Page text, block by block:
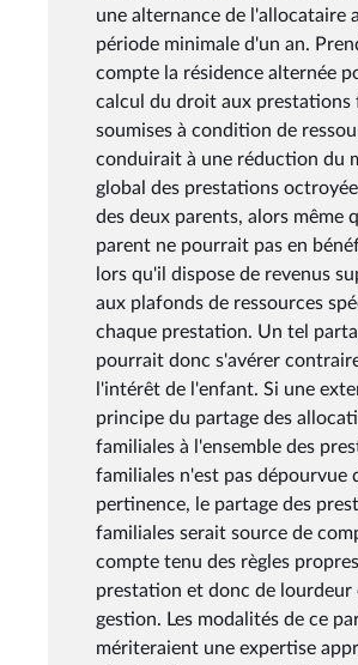
une alternance de l'allocataire
période minimale d'un an.
compte la résidence alternée
calcul du droit aux prestations
soumises à condition de
conduirait à une réduction du
global des prestations
des deux parents, alors même
parent ne pourrait pas en
lors qu'il dispose de revenus
aux plafonds de ressources
chaque prestation. Un tel
pourrait donc s'avérer
l'intérêt de l'enfant. Si une
principe du partage des
familiales à l'ensemble des
familiales n'est pas dépourvue
pertinence, le partage des
familiales serait source de
compte tenu des règles
prestation et donc de lourdeur
gestion. Les modalités de ce
mériteraient une expertise